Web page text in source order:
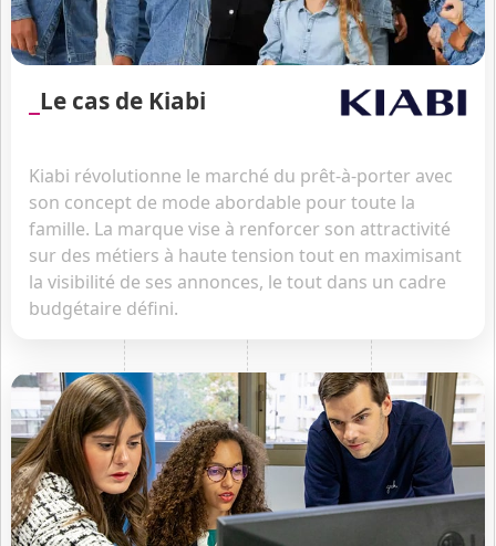
Le cas de Kiabi
Kiabi révolutionne le marché du prêt-à-porter avec
son concept de mode abordable pour toute la
famille. La marque vise à renforcer son attractivité
sur des métiers à haute tension tout en maximisant
la visibilité de ses annonces, le tout dans un cadre
budgétaire défini.